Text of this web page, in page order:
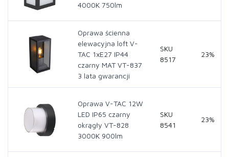
4000K 750lm
Oprawa ścienna
elewacyjna loft V-
TAC 1xE27 IP44
czarny MAT VT-837
3 lata gwarancji
SKU
8517
23%
Oprawa V-TAC 12W
LED IP65 czarny
okrągły VT-828
3000K 900lm
SKU
8541
23%